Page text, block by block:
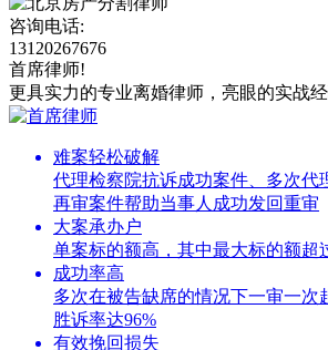
咨询电话:
13120267676
首席律师!
更具实力的专业离婚律师，亮眼的实战
难案轻松破解
代理检察院抗诉成功案件、多次代
再审案件帮助当事人成功发回重审
大案承办户
单案标的额高，其中最大标的额超
成功率高
多次在被告缺席的情况下一审一次
胜诉率达96%
有效挽回损失